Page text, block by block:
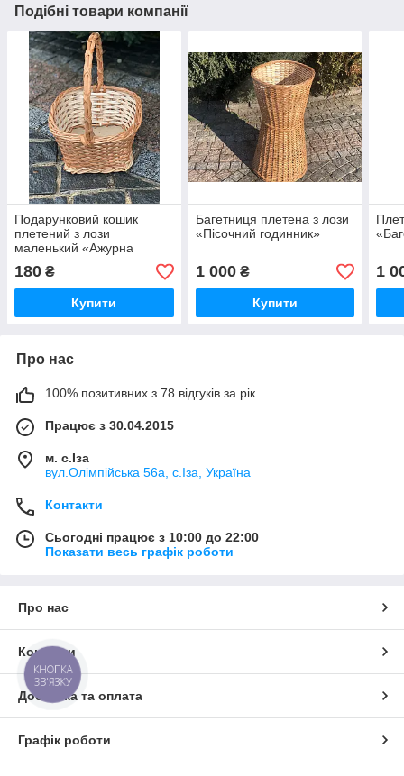
Подібні товари компанії
Подарунковий кошик
плетений з лози
маленький «Ажурна
ручка»
180 ₴
Купити
Багетниця плетена з лози
«Пісочний годинник»
1 000₴
Купити
1
Про нас
100% позитивних з 78 відгуків за рік
Працює з 30.04.2015
м. с.Іза
вул.Олімпійська 56а, с.Іза, Україна
Контакти
Сьогодні працює з 10:00 до 22:00
Показати весь графік роботи
Про нас
Контакти
Доставка та оплата
Графік роботи
КНОПКА
ЗВ'ЯЗКУ